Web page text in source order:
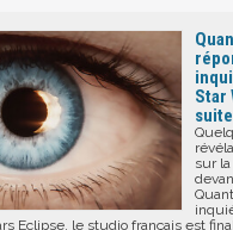
Star
sur
Eclipse, le studio français est